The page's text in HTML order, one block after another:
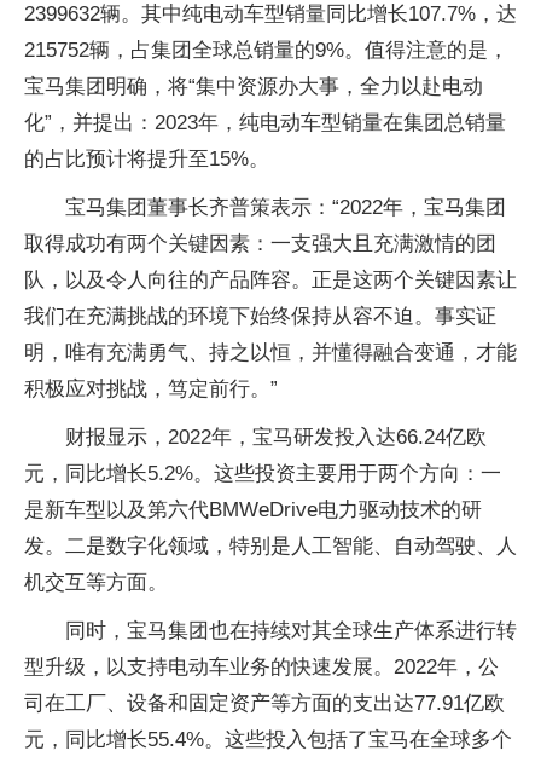
2399632辆。其中纯电动车型销量同比增长107.7%，达
215752辆，占集团全球总销量的9%。值得注意的是，
宝马集团明确，将“集中资源办大事，全力以赴电动
化”，并提出：2023年，纯电动车型销量在集团总销量
的占比预计将提升至15%。
宝马集团董事长齐普策表示：“2022年，宝马集团
取得成功有两个关键因素：一支强大且充满激情的团
队，以及令人向往的产品阵容。正是这两个关键因素让
我们在充满挑战的环境下始终保持从容不迫。事实证
明，唯有充满勇气、持之以恒，并懂得融合变通，才能
积极应对挑战，笃定前行。”
财报显示，2022年，宝马研发投入达66.24亿欧
元，同比增长5.2%。这些投资主要用于两个方向：一
是新车型以及第六代BMWeDrive电力驱动技术的研
发。二是数字化领域，特别是人工智能、自动驾驶、人
机交互等方面。
同时，宝马集团也在持续对其全球生产体系进行转
型升级，以支持电动车业务的快速发展。2022年，公
司在工厂、设备和固定资产等方面的支出达77.91亿欧
元，同比增长55.4%。这些投入包括了宝马在全球多个